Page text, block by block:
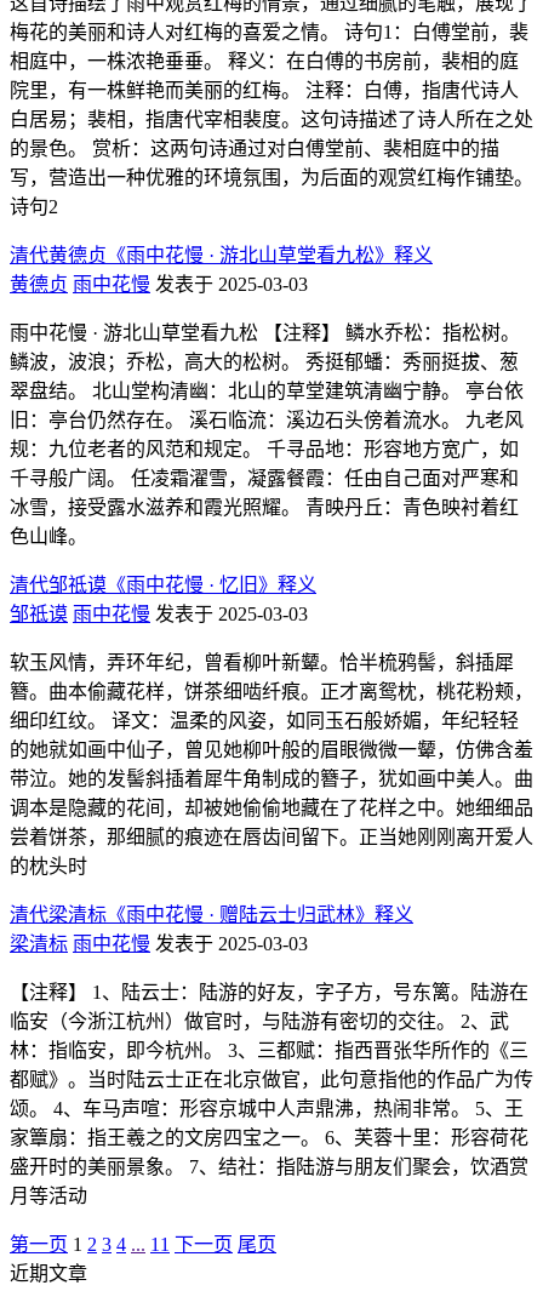
梅花的美丽和诗人对红梅的喜爱之情。 诗句1：白傅堂前，裴
相庭中，一株浓艳垂垂。 释义：在白傅的书房前，裴相的庭
院里，有一株鲜艳而美丽的红梅。 注释：白傅，指唐代诗人
白居易；裴相，指唐代宰相裴度。这句诗描述了诗人所在之处
的景色。 赏析：这两句诗通过对白傅堂前、裴相庭中的描
写，营造出一种优雅的环境氛围，为后面的观赏红梅作铺垫。
诗句2
清代黄德贞《雨中花慢 · 游北山草堂看九松》释义
黄德贞 雨中花慢 发表于 2025-03-03
雨中花慢 · 游北山草堂看九松 【注释】 鳞水乔松：指松树。
鳞波，波浪；乔松，高大的松树。 秀挺郁蟠：秀丽挺拔、葱
翠盘结。 北山堂构清幽：北山的草堂建筑清幽宁静。 亭台依
旧：亭台仍然存在。 溪石临流：溪边石头傍着流水。 九老风
规：九位老者的风范和规定。 千寻品地：形容地方宽广，如
千寻般广阔。 任凌霜濯雪，凝露餐霞：任由自己面对严寒和
冰雪，接受露水滋养和霞光照耀。 青映丹丘：青色映衬着红
色山峰。
清代邹祗谟《雨中花慢 · 忆旧》释义
邹祗谟 雨中花慢 发表于 2025-03-03
软玉风情，弄环年纪，曾看柳叶新颦。恰半梳鸦髻，斜插犀
簪。曲本偷藏花样，饼茶细啮纤痕。正才离鸳枕，桃花粉颊，
细印红纹。 译文：温柔的风姿，如同玉石般娇媚，年纪轻轻
的她就如画中仙子，曾见她柳叶般的眉眼微微一颦，仿佛含羞
带泣。她的发髻斜插着犀牛角制成的簪子，犹如画中美人。曲
调本是隐藏的花间，却被她偷偷地藏在了花样之中。她细细品
尝着饼茶，那细腻的痕迹在唇齿间留下。正当她刚刚离开爱人
的枕头时
清代梁清标《雨中花慢 · 赠陆云士归武林》释义
梁清标 雨中花慢 发表于 2025-03-03
【注释】 1、陆云士：陆游的好友，字子方，号东篱。陆游在
临安（今浙江杭州）做官时，与陆游有密切的交往。 2、武
林：指临安，即今杭州。 3、三都赋：指西晋张华所作的《三
都赋》。当时陆云士正在北京做官，此句意指他的作品广为传
颂。 4、车马声喧：形容京城中人声鼎沸，热闹非常。 5、王
家簟扇：指王羲之的文房四宝之一。 6、芙蓉十里：形容荷花
盛开时的美丽景象。 7、结社：指陆游与朋友们聚会，饮酒赏
月等活动
第一页 1 2 3 4 ... 11 下一页 尾页
近期文章